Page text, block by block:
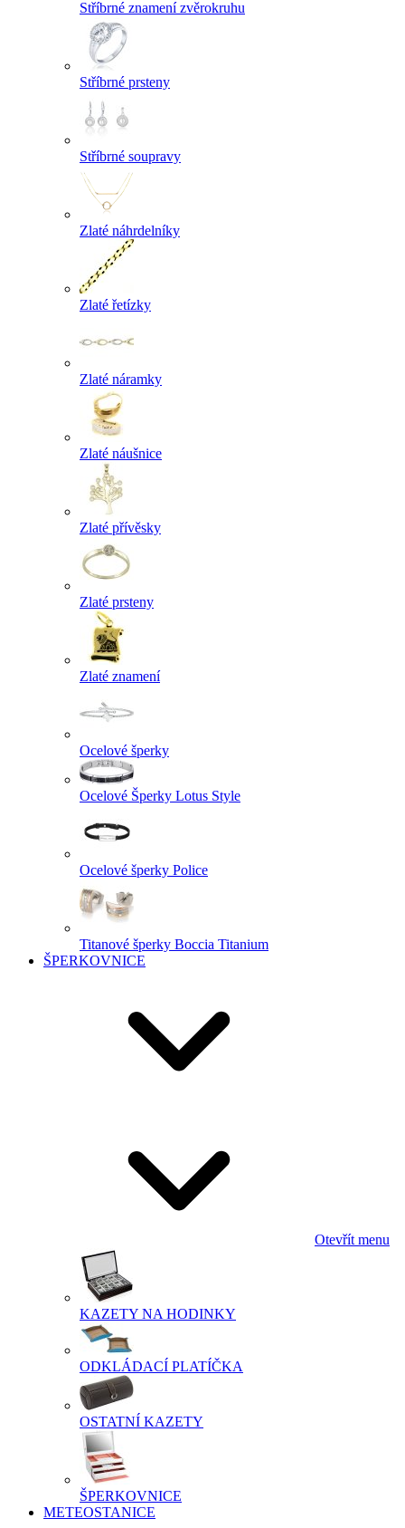
Stříbrné znamení zvěrokruhu
Stříbrné prsteny
Stříbrné soupravy
Zlaté náhrdelníky
Zlaté řetízky
Zlaté náramky
Zlaté náušnice
Zlaté přívěsky
Zlaté prsteny
Zlaté znamení
Ocelové šperky
Ocelové Šperky Lotus Style
Ocelové šperky Police
Titanové šperky Boccia Titanium
ŠPERKOVNICE
Otevřít menu
KAZETY NA HODINKY
ODKLÁDACÍ PLATÍČKA
OSTATNÍ KAZETY
ŠPERKOVNICE
METEOSTANICE